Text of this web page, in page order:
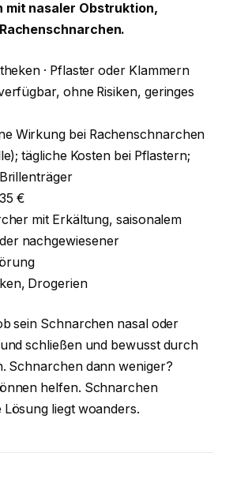
mit nasaler Obstruktion,
· Pflaster oder Klammern
ohne Risiken, geringes
Wirkung bei Rachenschnarchen
tägliche Kosten bei Pflastern;
€
mit Erkältung, saisonalem
nachgewiesener
Drogerien
sein Schnarchen nasal oder
schließen und bewusst durch
Schnarchen dann weniger?
helfen. Schnarchen
liegt woanders.